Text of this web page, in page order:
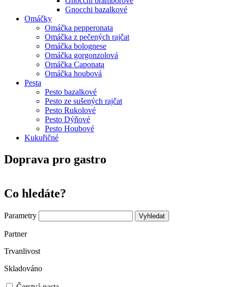
Gnocchi bazalkové
Omáčky
Omáčka pepperonata
Omáčka z pečených rajčat
Omáčka bolognese
Omáčka gorgonzolová
Omáčka Caponata
Omáčka houbová
Pesta
Pesto bazalkové
Pesto ze sušených rajčat
Pesto Rukolové
Pesto Dýňové
Pesto Houbové
Kukuřičné
Doprava pro gastro
Co hledáte?
Parametry
Partner
Trvanlivost
Skladováno